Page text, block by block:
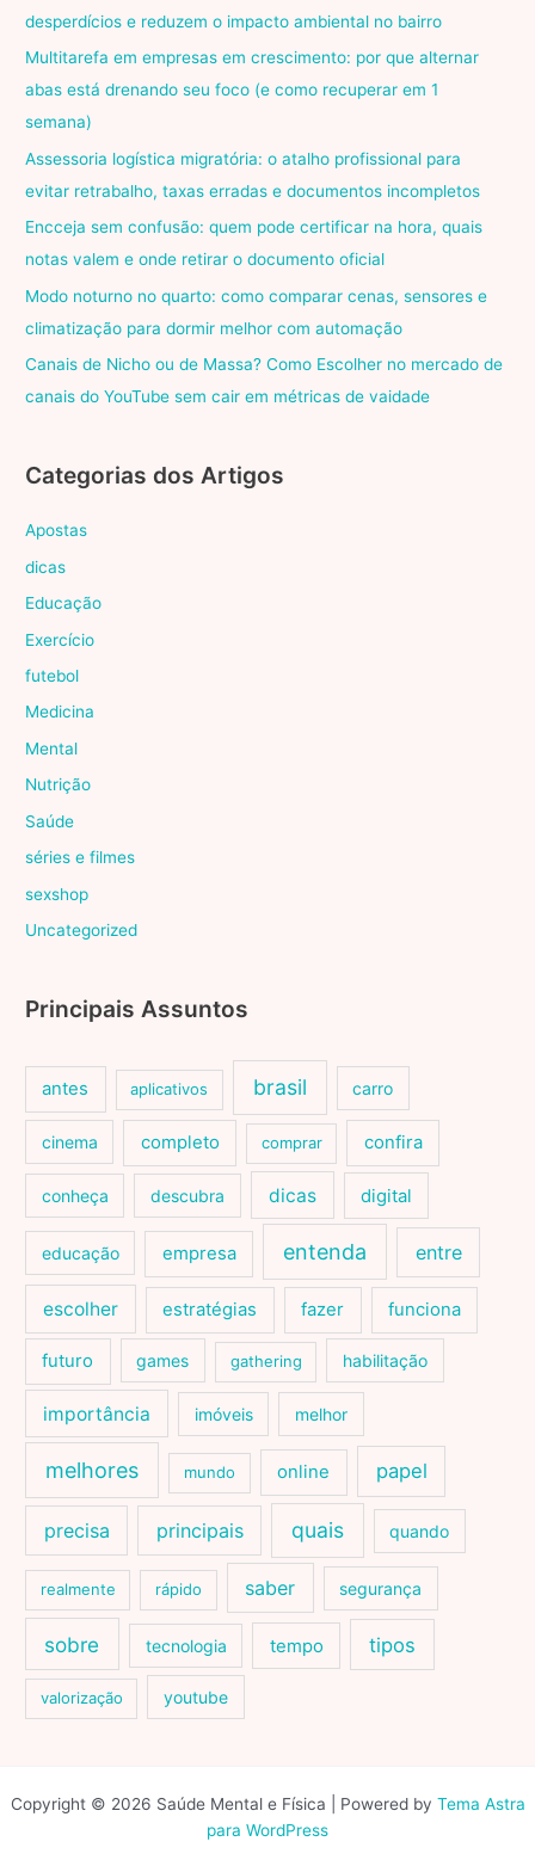
desperdícios e reduzem o impacto ambiental no bairro
Multitarefa em empresas em crescimento: por que alternar
abas está drenando seu foco (e como recuperar em 1
semana)
Assessoria logística migratória: o atalho profissional para
evitar retrabalho, taxas erradas e documentos incompletos
Encceja sem confusão: quem pode certificar na hora, quais
notas valem e onde retirar o documento oficial
Modo noturno no quarto: como comparar cenas, sensores e
climatização para dormir melhor com automação
Canais de Nicho ou de Massa? Como Escolher no mercado de
canais do YouTube sem cair em métricas de vaidade
Categorias dos Artigos
Apostas
dicas
Educação
Exercício
futebol
Medicina
Mental
Nutrição
Saúde
séries e filmes
sexshop
Uncategorized
Principais Assuntos
antes aplicativos brasil carro
cinema completo comprar confira
conheça descubra dicas digital
educação empresa entenda entre
escolher estratégias fazer funciona
futuro games gathering habilitação
importância imóveis melhor
melhores mundo online papel
precisa principais quais quando
realmente rápido saber segurança
sobre tecnologia tempo tipos
valorização youtube
Copyright © 2026 Saúde Mental e Física | Powered by Tema Astra
para WordPress